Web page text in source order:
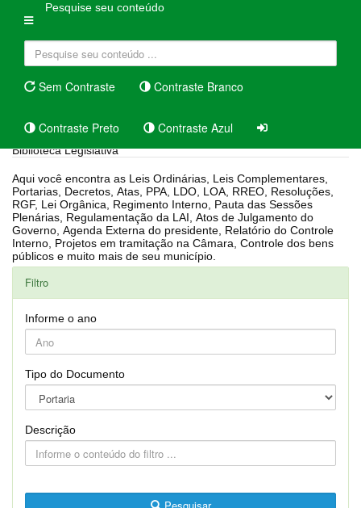
Pesquise seu conteúdo
Sem Contraste Contraste Branco
Contraste Preto Contraste Azul
Biblioteca Legislativa
Aqui você encontra as Leis Ordinárias, Leis Complementares,
Portarias, Decretos, Atas, PPA, LDO, LOA, RREO, Resoluções,
RGF, Lei Orgânica, Regimento Interno, Pauta das Sessões
Plenárias, Regulamentação da LAI, Atos de Julgamento do
Governo, Agenda Externa do presidente, Relatório do Controle
Interno, Projetos em tramitação na Câmara, Controle dos bens
públicos e muito mais de seu município.
Filtro
Informe o ano
Tipo do Documento
Descrição